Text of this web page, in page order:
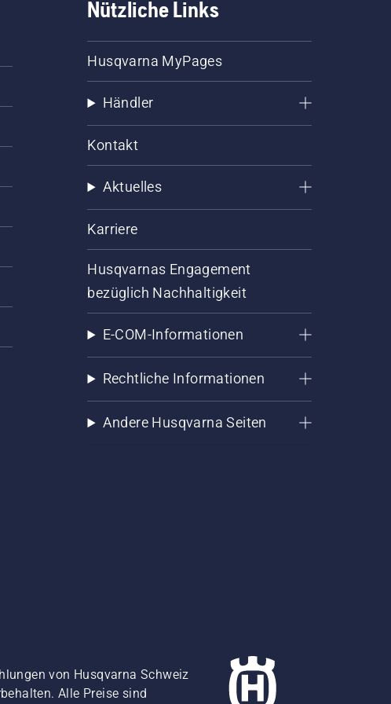
Nützliche Links
Husqvarna MyPages
Händler
Kontakt
Aktuelles
Karriere
Husqvarnas Engagement
bezüglich Nachhaltigkeit
E-COM-Informationen
Rechtliche Informationen
Andere Husqvarna Seiten
von Husqvarna Schweiz
Alle Preise sind